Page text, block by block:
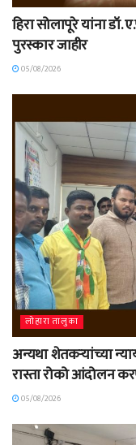
हिरा सोलापूरे यांना
पुरस्कार जाहीर
05/08/2026
लोहारा तालुका
अन्यथा शेतकऱ्यांच्या
रास्ता रोको आंदोलन
05/08/2026